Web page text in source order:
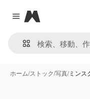
Close menu
Magnific
ホーム/ストック/写真/ミンス